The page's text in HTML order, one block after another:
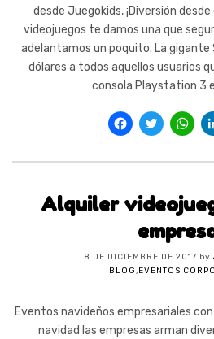
desde Juegokids, ¡Diversión
videojuegos te damos una que
adelantamos un poquito. La
dólares a todos aquellos usuarios
consola Playstation 3
Alquiler
8 DE DICIEMBRE DE 2017 by
BLOG,EVENTOS
Eventos navideños empresariales
navidad las empresas arman